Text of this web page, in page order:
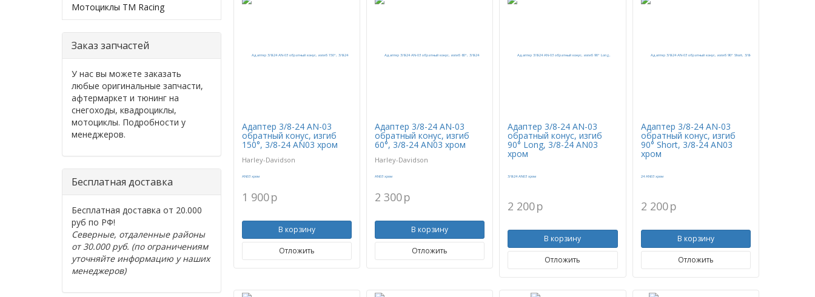
Мотоциклы TM Racing
Заказ запчастей
У нас вы можете заказать
любые оригинальные запчасти,
афтермаркет и тюнинг на
снегоходы, квадроциклы,
мотоциклы. Подробности у
менеджеров.
Бесплатная доставка
Бесплатная доставка от 20.000
руб по РФ!
Северные, отдаленные районы
от 30.000 руб. (по ограничениям
уточняйте информацию у наших
менеджеров)
Адаптер 3/8-24 AN-03
обратный конус, изгиб
150°, 3/8-24 AN03 хром
Harley-Davidson
1 900p
В корзину
Отложить
Адаптер 3/8-24 AN-03
обратный конус, изгиб
60°, 3/8-24 AN03 хром
Harley-Davidson
2 300p
В корзину
Отложить
Адаптер 3/8-24 AN-03
обратный конус, изгиб
90° Long, 3/8-24 AN03
хром
2 200p
В корзину
Отложить
Адаптер 3/8-24 AN-03
обратный конус, изгиб
90° Short, 3/8-24 AN03
хром
2 200p
В корзину
Отложить